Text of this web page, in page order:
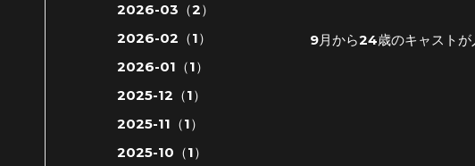
9月から24歳のキャストが
2026-03（2）
2026-02（1）
2026-01（1）
2025-12（1）
2025-11（1）
2025-10（1）